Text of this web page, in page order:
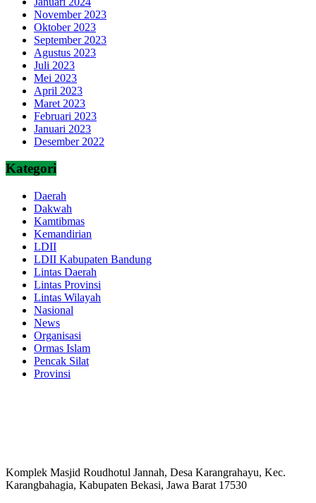
November 2023
Oktober 2023
September 2023
Agustus 2023
Juli 2023
Mei 2023
April 2023
Maret 2023
Februari 2023
Januari 2023
Desember 2022
Kategori
Daerah
Dakwah
Kamtibmas
Kemandirian
LDII
LDII Kabupaten Bandung
Lintas Daerah
Lintas Provinsi
Lintas Wilayah
Nasional
News
Organisasi
Ormas Islam
Pencak Silat
Provinsi
Komplek Masjid Roudhotul Jannah, Desa Karangrahayu, Kec.
Karangbahagia, Kabupaten Bekasi, Jawa Barat 17530